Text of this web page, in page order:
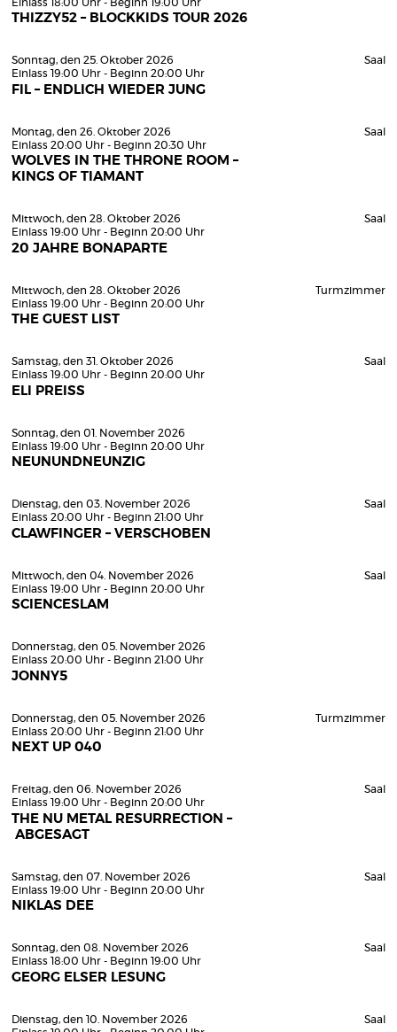
Einlass 18:00 Uhr - Beginn 19:00 Uhr
THIZZY52 – BLOCKKIDS TOUR 2026
Sonntag, den 25. Oktober 2026
Einlass 19:00 Uhr - Beginn 20:00 Uhr
FIL – ENDLICH WIEDER JUNG
Saal
Montag, den 26. Oktober 2026
Einlass 20:00 Uhr - Beginn 20:30 Uhr
WOLVES IN THE THRONE ROOM –
KINGS OF TIAMANT
Saal
Mittwoch, den 28. Oktober 2026
Einlass 19:00 Uhr - Beginn 20:00 Uhr
20 JAHRE BONAPARTE
Saal
Mittwoch, den 28. Oktober 2026
Einlass 19:00 Uhr - Beginn 20:00 Uhr
THE GUEST LIST
Turmzimmer
Samstag, den 31. Oktober 2026
Einlass 19:00 Uhr - Beginn 20:00 Uhr
ELI PREISS
Saal
Sonntag, den 01. November 2026
Einlass 19:00 Uhr - Beginn 20:00 Uhr
NEUNUNDNEUNZIG
Dienstag, den 03. November 2026
Einlass 20:00 Uhr - Beginn 21:00 Uhr
CLAWFINGER – VERSCHOBEN
Saal
Mittwoch, den 04. November 2026
Einlass 19:00 Uhr - Beginn 20:00 Uhr
SCIENCESLAM
Saal
Donnerstag, den 05. November 2026
Einlass 20:00 Uhr - Beginn 21:00 Uhr
JONNY5
Donnerstag, den 05. November 2026
Einlass 20:00 Uhr - Beginn 21:00 Uhr
NEXT UP 040
Turmzimmer
Freitag, den 06. November 2026
Einlass 19:00 Uhr - Beginn 20:00 Uhr
THE NU METAL RESURRECTION –
ABGESAGT
Saal
Samstag, den 07. November 2026
Einlass 19:00 Uhr - Beginn 20:00 Uhr
NIKLAS DEE
Saal
Sonntag, den 08. November 2026
Einlass 18:00 Uhr - Beginn 19:00 Uhr
GEORG ELSER LESUNG
Saal
Dienstag, den 10. November 2026
Saal